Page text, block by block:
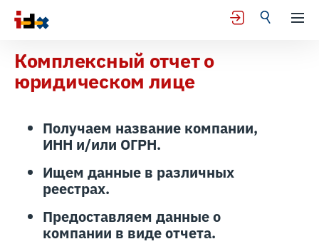
Комплексный отчет о
юридическом лице
Получаем название компании,
ИНН и/или ОГРН.
Ищем данные в различных
реестрах.
Предоставляем данные о
компании в виде отчета.